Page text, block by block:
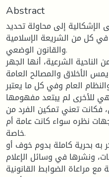
Abstract
الإشكالية إلى محاولة تحديد
في كل من الشريعة الإسلامية
والقانون الوضعي.
الشرعية، أنها الجهر
الأخلاق والمصالح العامة
العام وفي كل ما يعتبر.
للأخرى لم يبتعد مفهومها
فكانت تعني تمكين الفرد من
نظره سواء كانت عامة أم
خاصة.
به بحرية كاملة بدوم خوف أو
ونشرها في وسائل الإعلام
مع مراعاة الضوابط القانونية.